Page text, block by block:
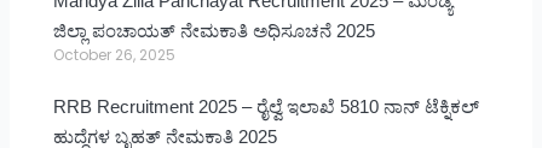
ಜಿಲ್ಲಾ ಪಂಚಾಯತ್ ನೇಮಕಾತಿ ಅಧಿಸೂಚನೆ 2025
October 26, 2025
RRB Recruitment 2025 – ರೈಲ್ವೆ ಇಲಾಖೆ 5810 ನಾನ್ ಟೆಕ್ನಿಕಲ್
ಹುದ್ದೆಗಳ ಬೃಹತ್ ನೇಮಕಾತಿ 2025